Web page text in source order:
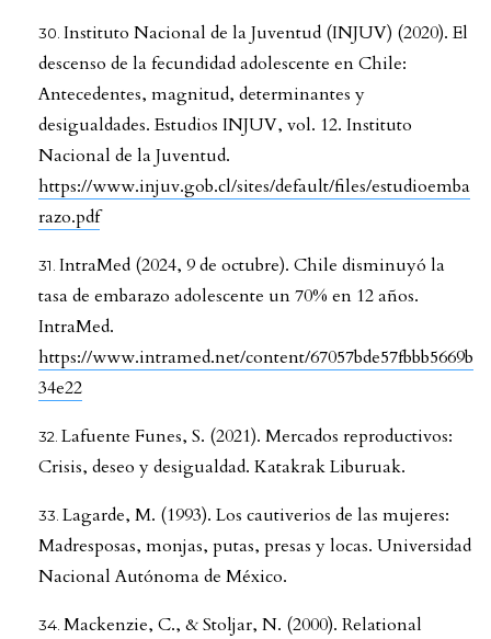
Instituto Nacional de la Juventud (INJUV) (2020). El
descenso de la fecundidad adolescente en Chile:
Antecedentes, magnitud, determinantes y
desigualdades. Estudios INJUV, vol. 12. Instituto
Nacional de la Juventud.
https://www.injuv.gob.cl/sites/default/files/estudioemba
razo.pdf
IntraMed (2024, 9 de octubre). Chile disminuyó la
tasa de embarazo adolescente un 70% en 12 años.
IntraMed.
https://www.intramed.net/content/67057bde57fbbb5669b
34e22
Lafuente Funes, S. (2021). Mercados reproductivos:
Crisis, deseo y desigualdad. Katakrak Liburuak.
Lagarde, M. (1993). Los cautiverios de las mujeres:
Madresposas, monjas, putas, presas y locas. Universidad
Nacional Autónoma de México.
Mackenzie, C., & Stoljar, N. (2000). Relational